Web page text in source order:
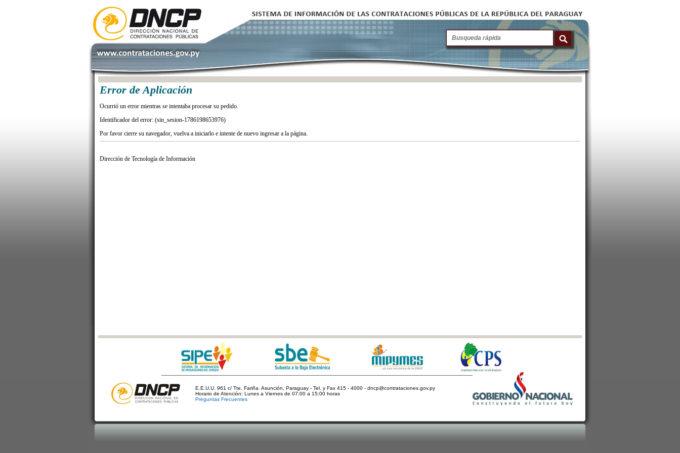
Error de Aplicación
Ocurrió un error mientras se intentaba procesar su pedido.
Identificador del error: (sin_sesion-1786198653976)
Por favor cierre su navegador, vuelva a iniciarlo e intente de nuevo ingresar a la página.
Dirección de Tecnología de Información
E.E.U.U. 961 c/ Tte. Fariña. Asunción, Paraguay - Tel. y Fax 415 - 4000 - dncp@contrataciones.gov.py
Horario de Atención: Lunes a Viernes de 07:00 a 15:00 horas
Preguntas Frecuentes